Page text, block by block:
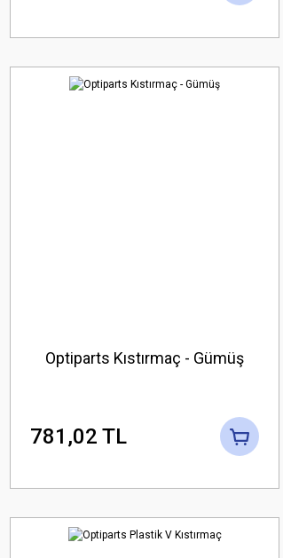
Optiparts Kıstırmaç - Gümüş
781,02 TL